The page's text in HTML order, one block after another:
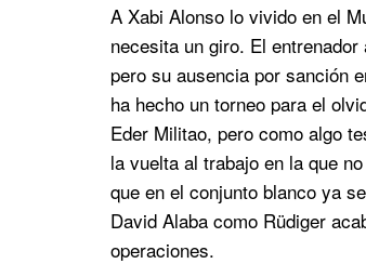
A Xabi Alonso lo vivido en el
necesita un giro. El
pero su ausencia por sanción
ha hecho un torneo para el
Eder Militao, pero como algo
la vuelta al trabajo en la que
que en el conjunto blanco ya
David Alaba como Rüdiger
operaciones.